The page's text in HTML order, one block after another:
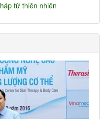
từ thiên nhiên